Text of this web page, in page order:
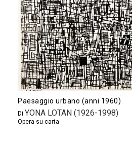
Paesaggio urbano (anni 1960)
Di YONA LOTAN (1926-1998)
Opera su carta